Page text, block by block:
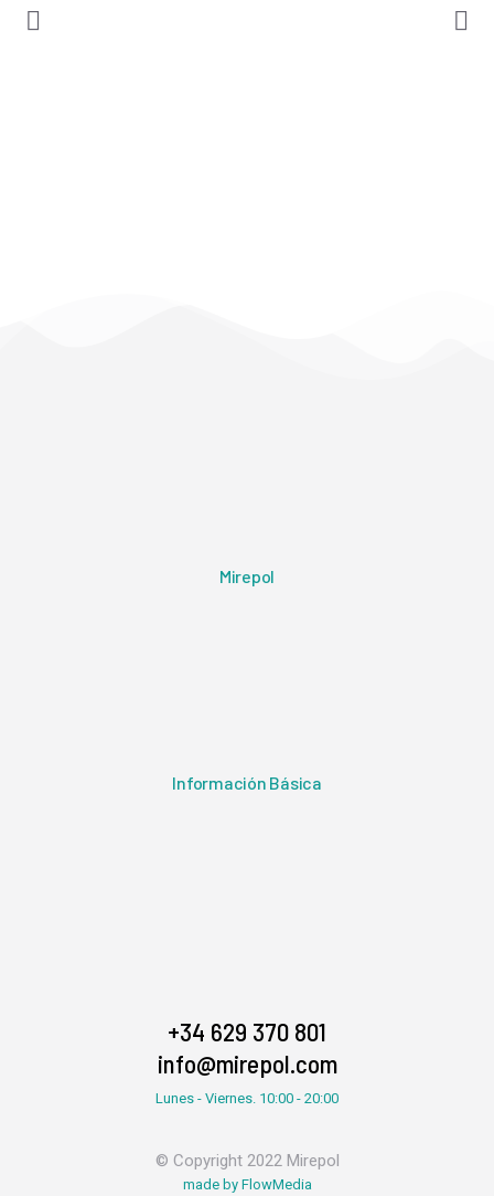
Mirepol
Información Básica
+34 629 370 801
info@mirepol.com
Lunes - Viernes. 10:00 - 20:00
© Copyright 2022 Mirepol
made by FlowMedia